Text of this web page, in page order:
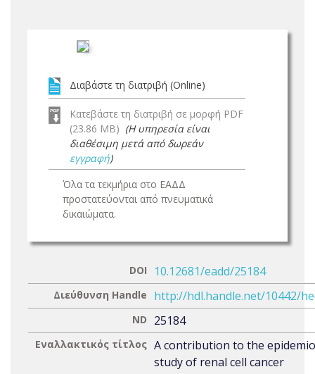
Διαβάστε τη διατριβή (Online)
Κατεβάστε τη διατριβή σε μορφή PDF
(23.86 MB) (Η υπηρεσία είναι
διαθέσιμη μετά από δωρεάν
εγγραφή)
Όλα τα τεκμήρια στο ΕΑΔΔ
προστατεύονται από πνευματικά
δικαιώματα.
DOI 10.12681/eadd/25184
Διεύθυνση Handle http://hdl.handle.net/10442/
ND 25184
Εναλλακτικός τίτλος A contribution to the
study of renal cell cancer